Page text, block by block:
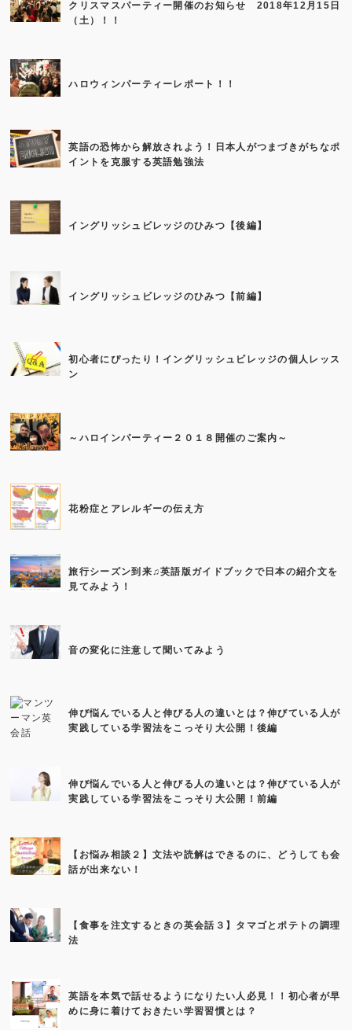
クリスマスパーティー開催のお知らせ 2018年12月15日
（土）！！
ハロウィンパーティーレポート！！
英語の恐怖から解放されよう！日本人がつまづきがちなポ
イントを克服する英語勉強法
イングリッシュビレッジのひみつ【後編】
イングリッシュビレッジのひみつ【前編】
初心者にぴったり！イングリッシュビレッジの個人レッス
ン
～ハロインパーティー２０１８開催のご案内～
花粉症とアレルギーの伝え方
旅行シーズン到来♫英語版ガイドブックで日本の紹介文を
見てみよう！
音の変化に注意して聞いてみよう
伸び悩んでいる人と伸びる人の違いとは？伸びている人が
実践している学習法をこっそり大公開！後編
伸び悩んでいる人と伸びる人の違いとは？伸びている人が
実践している学習法をこっそり大公開！前編
【お悩み相談２】文法や読解はできるのに、どうしても会
話が出来ない！
【食事を注文するときの英会話３】タマゴとポテトの調理
法
英語を本気で話せるようになりたい人必見！！初心者が早
めに身に着けておきたい学習習慣とは？